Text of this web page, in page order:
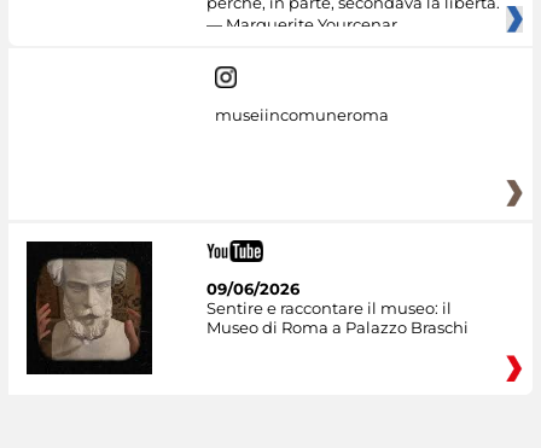
— Marguerite Yourcenar
museiincomuneroma
09/06/2026
Sentire e raccontare il museo: il
Museo di Roma a Palazzo Braschi